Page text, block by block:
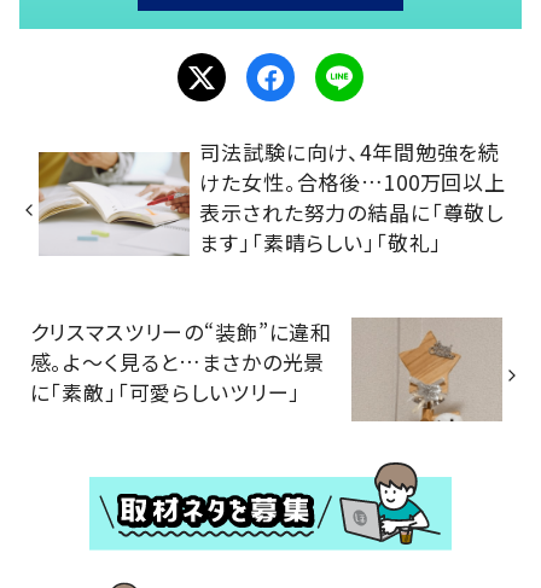
司法試験に向け、4年間勉強を続
けた女性。合格後…100万回以上
表示された努力の結晶に「尊敬し
ます」「素晴らしい」「敬礼」
クリスマスツリーの“装飾”に違和
感。よ～く見ると…まさかの光景
に「素敵」「可愛らしいツリー」